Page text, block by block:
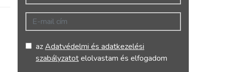
E-mail cím
azAdatvédelmi és adatkezelési
szabályzatotelolvastam és elfogadom